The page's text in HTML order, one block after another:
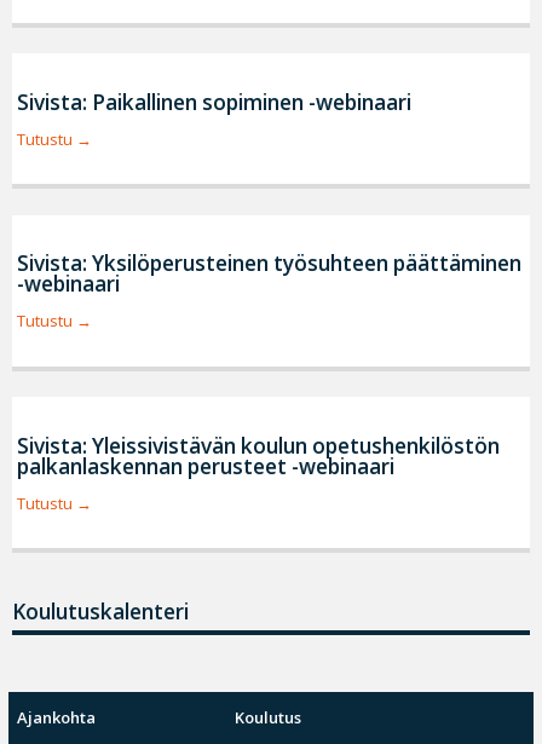
Sivista: Paikallinen sopiminen -webinaari
Tutustu
Sivista: Yksilöperusteinen työsuhteen päättäminen
-webinaari
Tutustu
Sivista: Yleissivistävän koulun opetushenkilöstön
palkanlaskennan perusteet -webinaari
Tutustu
Koulutuskalenteri
Ajankohta
Koulutus